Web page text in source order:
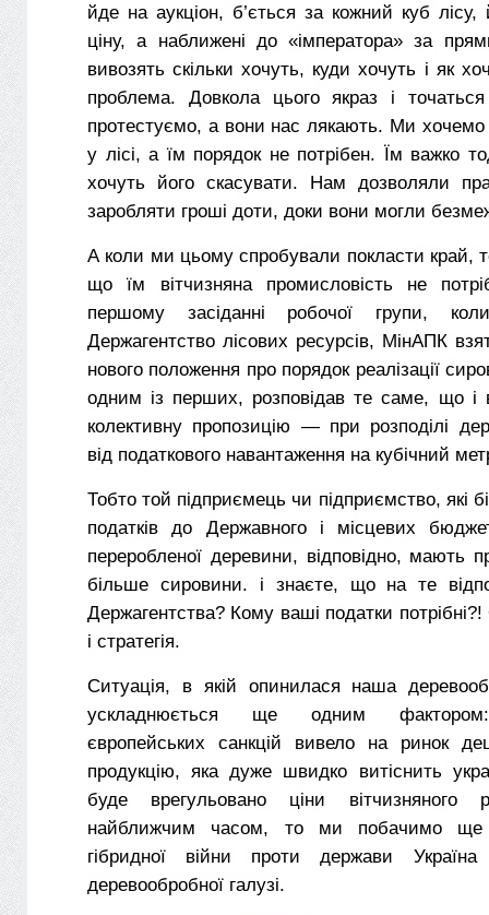
йде на аукціон, б’ється за кожний куб лісу,
ціну, а наближені до «імператора» за
вивозять скільки хочуть, куди хочуть і як
проблема. Довкола цього якраз і
протестуємо, а вони нас лякають. Ми хочемо
у лісі, а їм порядок не потрібен. Їм важко
хочуть його скасувати. Нам дозволяли
заробляти гроші доти, доки вони могли
А коли ми цьому спробували покласти край,
що їм вітчизняна промисловість не
першому засіданні робочої групи,
Держагентство лісових ресурсів, МінАПК
нового положення про порядок реалізації
одним із перших, розповідав те саме, що і
колективну пропозицію — при розподілі
від податкового навантаження на кубічний
Тобто той підприємець чи підприємство, які
податків до Державного і місцевих
переробленої деревини, відповідно, мають
більше сировини. і знаєте, що на те
Держагентства? Кому ваші податки
і стратегія.
Ситуація, в якій опинилася наша
ускладнюється ще одним фактором:
європейських санкцій вивело на ринок
продукцію, яка дуже швидко витіснить
буде врегульовано ціни вітчизняного
найближчим часом, то ми побачимо ще
гібридної війни проти держави
деревообробної галузі.